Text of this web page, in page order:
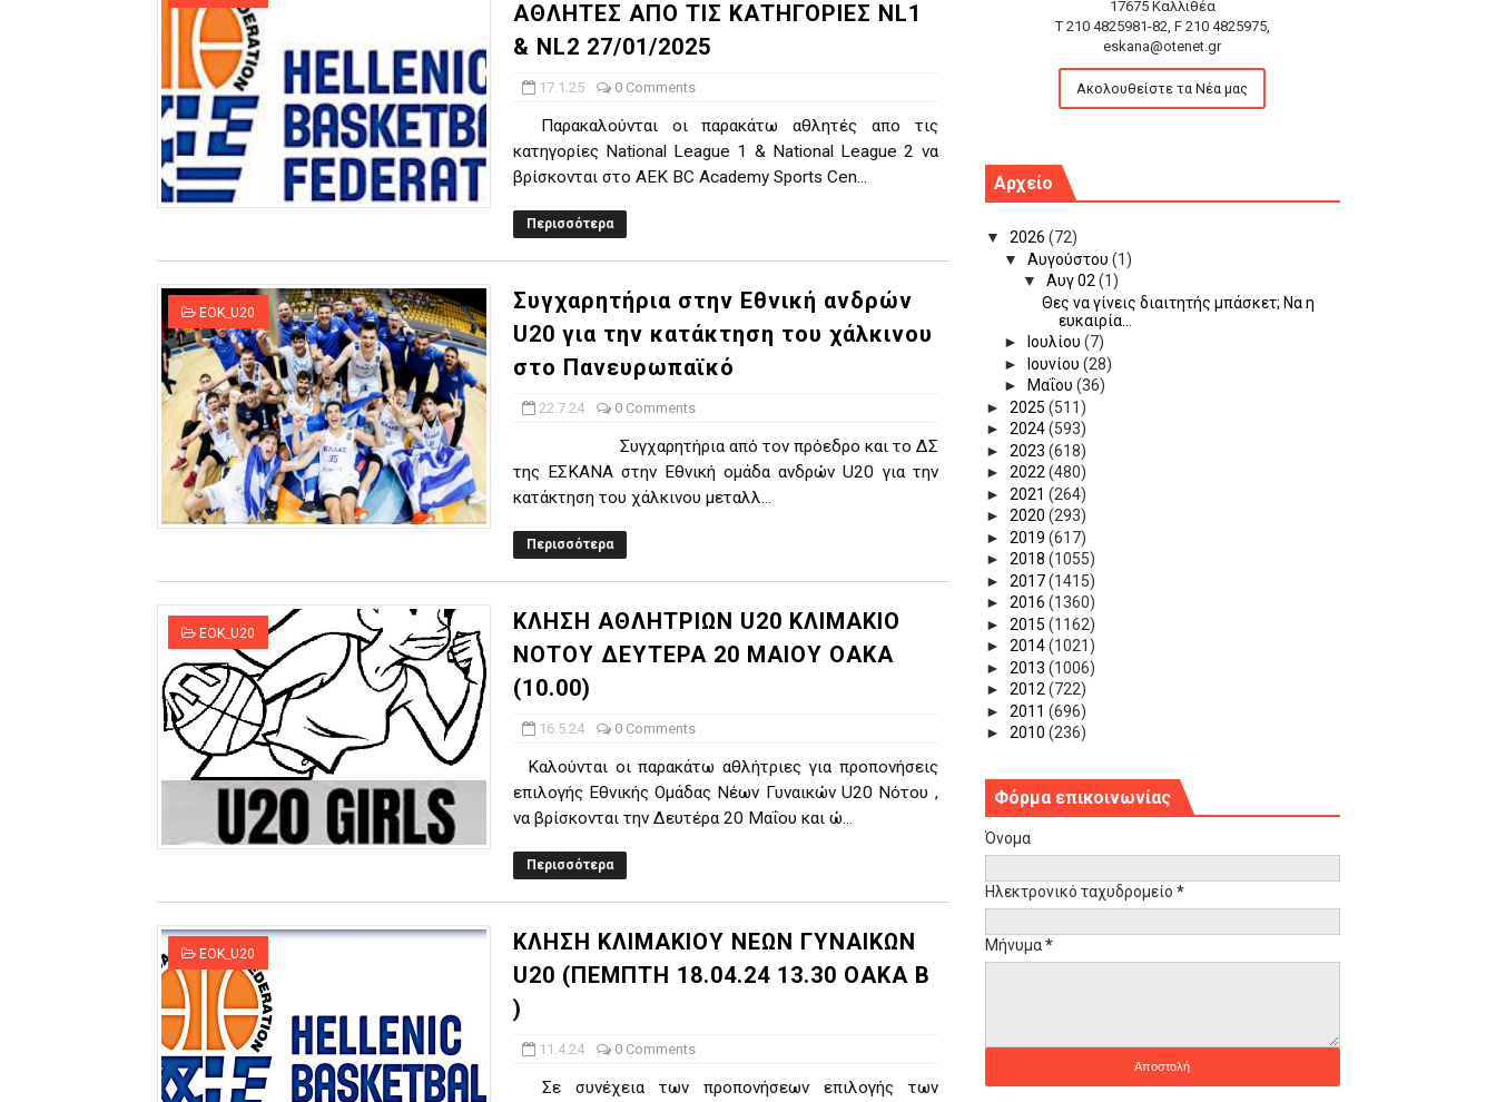
ΑΘΛΗΤΕΣ ΑΠΟ ΤΙΣ ΚΑΤΗΓΟΡΙΕΣ NL1
& NL2 27/01/2025
17.1.25 0 Comments
Παρακαλούνται οι παρακάτω αθλητές απο τις
κατηγορίες National League 1 & National League 2 να
βρίσκονται στο AEK BC Academy Sports Cen...
Περισσότερα
EOK_U20
Συγχαρητήρια στην Εθνική ανδρών
U20 για την κατάκτηση του χάλκινου
στο Πανευρωπαϊκό
22.7.24 0 Comments
Συγχαρητήρια από τον πρόεδρο και το ΔΣ
της ΕΣΚΑΝΑ στην Εθνική ομάδα ανδρών U20 για την
κατάκτηση του χάλκινου μεταλλ...
Περισσότερα
EOK_U20
ΚΛΗΣΗ ΑΘΛΗΤΡΙΩΝ U20 ΚΛΙΜΑΚΙΟ
ΝΟΤΟΥ ΔΕΥΤΕΡΑ 20 ΜΑΙΟΥ ΟΑΚΑ
(10.00)
16.5.24 0 Comments
Καλούνται οι παρακάτω αθλήτριες για προπονήσεις
επιλογής Εθνικής Ομάδας Νέων Γυναικών U20 Νότου ,
να βρίσκονται την Δευτέρα 20 Μαΐου και ώ...
Περισσότερα
EOK_U20
ΚΛΗΣΗ ΚΛΙΜΑΚΙΟΥ ΝΕΩΝ ΓΥΝΑΙΚΩΝ
U20 (ΠΕΜΠΤΗ 18.04.24 13.30 ΟΑΚΑ Β
)
11.4.24 0 Comments
Σε συνέχεια των προπονήσεων επιλογής των
17675 Καλλιθέα
T 210 4825981-82, F 210 4825975,
eskana@otenet.gr
Ακολουθείστε τα Νέα μας
Αρχείο
▼ 2026 (72)
▼Αυγούστου(1)
▼Αυγ 02(1)
Θες να γίνεις διαιτητής μπάσκετ; Να η
ευκαιρία...
►
Ιουλίου(7)
►
Ιουνίου(28)
► Μαΐου(36)
► 2025 (511)
► 2024(593)
► 2023 (618)
► 2022(480)
► 2021 (264)
► 2020 (293)
► 2019 (617)
► 2018 (1055)
► 2017(1415)
► 2016 (1360)
► 2015 (1162)
► 2014(1021)
► 2013 (1006)
► 2012(722)
► 2011 (696)
► 2010 (236)
Φόρμα επικοινωνίας
Όνομα
Ηλεκτρονικό ταχυδρομείο *
Μήνυμα*